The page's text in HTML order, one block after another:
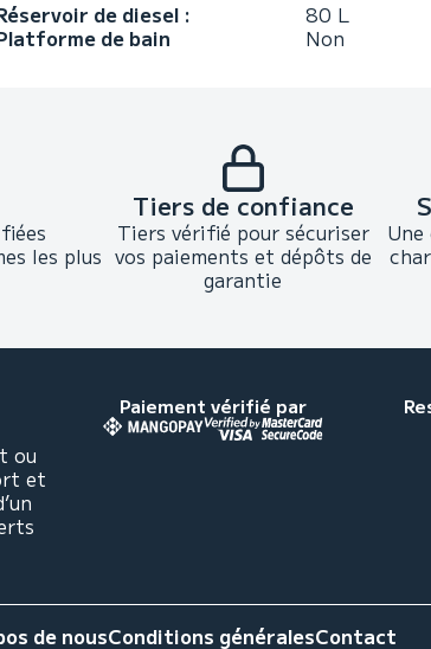
de diesel :
80 L
de bain
Non
les plus
Tiers de confiance
Tiers vérifié pour sécuriser
vos paiements et dépôts de
garantie
ou
et
Paiement vérifié par
de nousConditions généralesContact